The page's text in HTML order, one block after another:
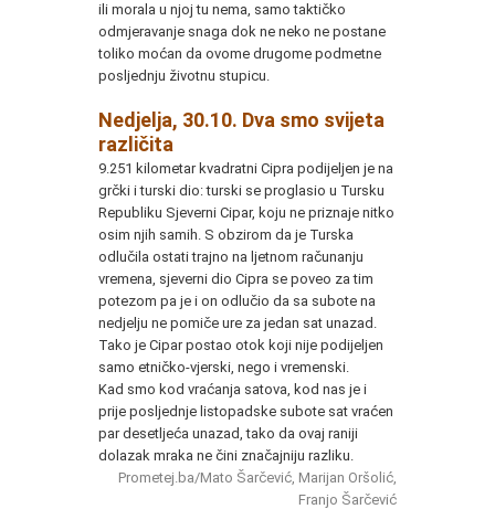
ili morala u njoj tu nema, samo taktičko
odmjeravanje snaga dok ne neko ne postane
toliko moćan da ovome drugome podmetne
posljednju životnu stupicu.
Nedjelja, 30.10. Dva smo svijeta
različita
9.251 kilometar kvadratni Cipra podijeljen je na
grčki i turski dio: turski se proglasio u Tursku
Republiku Sjeverni Cipar, koju ne priznaje nitko
osim njih samih. S obzirom da je Turska
odlučila ostati trajno na ljetnom računanju
vremena, sjeverni dio Cipra se poveo za tim
potezom pa je i on odlučio da sa subote na
nedjelju ne pomiče ure za jedan sat unazad.
Tako je Cipar postao otok koji nije podijeljen
samo etničko-vjerski, nego i vremenski.
Kad smo kod vraćanja satova, kod nas je i
prije posljednje listopadske subote sat vraćen
par desetljeća unazad, tako da ovaj raniji
dolazak mraka ne čini značajniju razliku.
Prometej.ba/Mato Šarčević, Marijan Oršolić,
Franjo Šarčević